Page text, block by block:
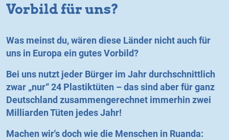
Vorbild für uns?
Was meinst du, wären diese Länder nicht auch für
uns in Europa ein gutes Vorbild?
Bei uns nutzt jeder Bürger im Jahr durchschnittlich
zwar „nur“ 24 Plastiktüten – das sind aber für ganz
Deutschland zusammengerechnet immerhin zwei
Milliarden Tüten jedes Jahr!
Machen wir's doch wie die Menschen in Ruanda: